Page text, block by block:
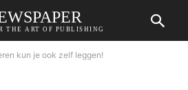
THE ART OF PUBLISHING
kun je ook zelf leggen!